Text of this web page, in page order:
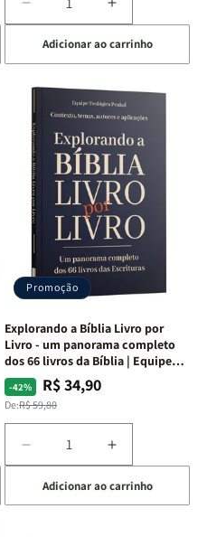
Diminuir
a
quantidade
de
Bíblia
o
Estudo
da
Mulher
NVA
Capa
Dura
|
Aumentar
a
quantidade
de
Bíblia
para
o
Estudo
Mulher
|
NVA
|
Capa
Dura
|
Adicionar ao carrinho
Promoção
Explorando a Bíblia Livro por
Livro - um panorama completo
dos 66 livros da Bíblia | Equipe
teológica Penkal
-42%
Preço
normal
De:R$ 59,80
Preço
promocional
R$ 34,90
Diminuir
a
quantidade
de
Aumentar
a
quantidade
de
Adicionar ao carrinho